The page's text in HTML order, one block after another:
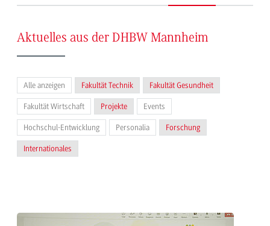
Aktuelles aus der DHBW Mannheim
Alle anzeigen Fakultät Technik Fakultät Gesundheit
Fakultät Wirtschaft Projekte Events
Hochschul-Entwicklung Personalia Forschung
Internationales